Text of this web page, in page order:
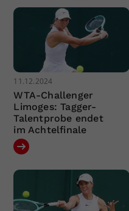
11.12.2024
WTA-Challenger
Limoges: Tagger-
Talentprobe endet
im Achtelfinale